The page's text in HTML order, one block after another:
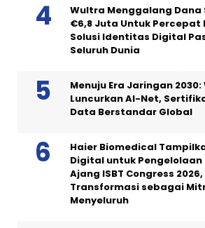
Wultra Menggalang Dana
€6,8 Juta Untuk Percepat
Solusi Identitas Digital
Seluruh Dunia
Menuju Era Jaringan 2030:
Luncurkan AI-Net,
Data Berstandar Global
Haier Biomedical
Digital untuk Pengelolaan
Ajang ISBT Congress
Transformasi sebagai
Menyeluruh